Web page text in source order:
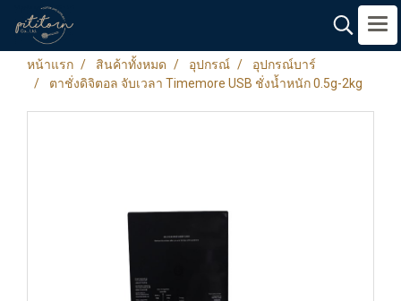
หน้าแรก สินค้าทั้งหมด อุปกรณ์
อุปกรณ์บาร์
ตาชั่งดิจิตอล จับเวลา Timemore USB ชั่งน้ำหนัก 0.5g-2kg